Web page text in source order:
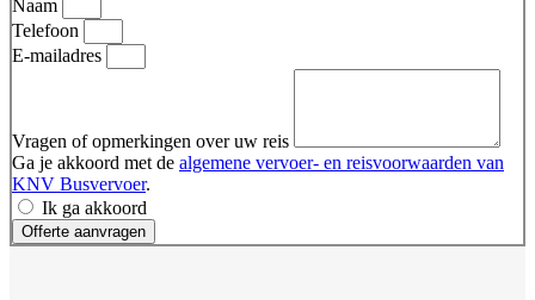
Naam
Telefoon
E-mailadres
Vragen of opmerkingen over uw reis
Ga je akkoord met de algemene vervoer- en reisvoorwaarden van
KNV Busvervoer.
Ik ga akkoord
Offerte aanvragen